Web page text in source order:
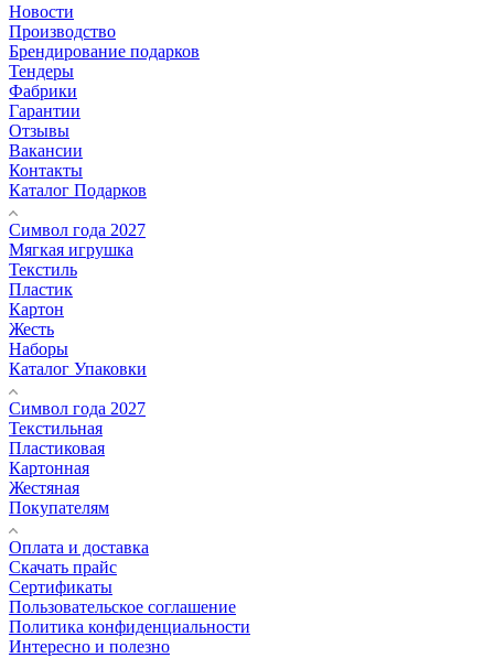
Новости
Производство
Брендирование подарков
Тендеры
Фабрики
Гарантии
Отзывы
Вакансии
Контакты
Каталог Подарков
Символ года 2027
Мягкая игрушка
Текстиль
Пластик
Картон
Жесть
Наборы
Каталог Упаковки
Символ года 2027
Текстильная
Пластиковая
Картонная
Жестяная
Покупателям
Оплата и доставка
Скачать прайс
Сертификаты
Пользовательское соглашение
Политика конфиденциальности
Интересно и полезно